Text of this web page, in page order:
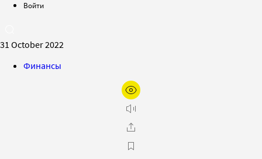
Войти
31 October 2022
Финансы